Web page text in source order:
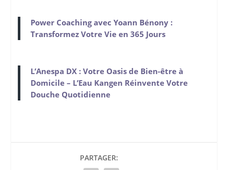
Power Coaching avec Yoann Bénony :
Transformez Votre Vie en 365 Jours
L’Anespa DX : Votre Oasis de Bien-être à
Domicile – L’Eau Kangen Réinvente Votre
Douche Quotidienne
PARTAGER: